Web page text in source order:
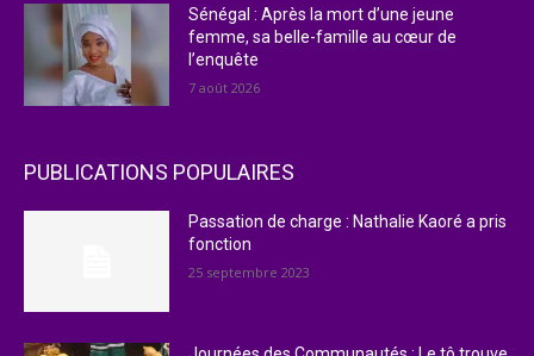
Sénégal : Après la mort d’une jeune
femme, sa belle-famille au cœur de
l’enquête
7 août 2026
PUBLICATIONS POPULAIRES
Passation de charge : Nathalie Kaoré a pris
fonction
25 septembre 2023